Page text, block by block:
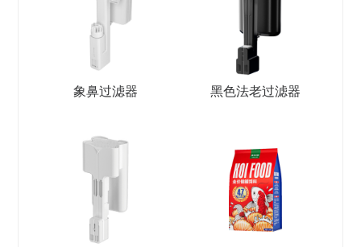
象鼻过滤器 黑色法老过滤器